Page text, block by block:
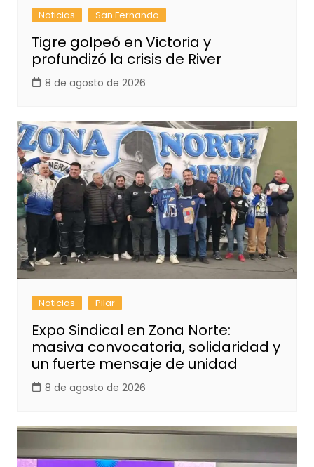
Noticias San Fernando
Tigre golpeó en Victoria y
profundizó la crisis de River
8 de agosto de 2026
Noticias Pilar
Expo Sindical en Zona Norte:
masiva convocatoria, solidaridad y
un fuerte mensaje de unidad
8 de agosto de 2026